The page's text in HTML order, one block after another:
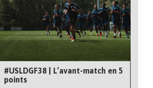
#USLDGF38 | L’avant-match en 5
points